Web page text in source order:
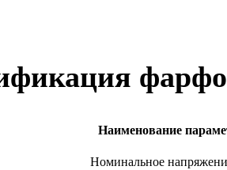
Наименование
Номинальное